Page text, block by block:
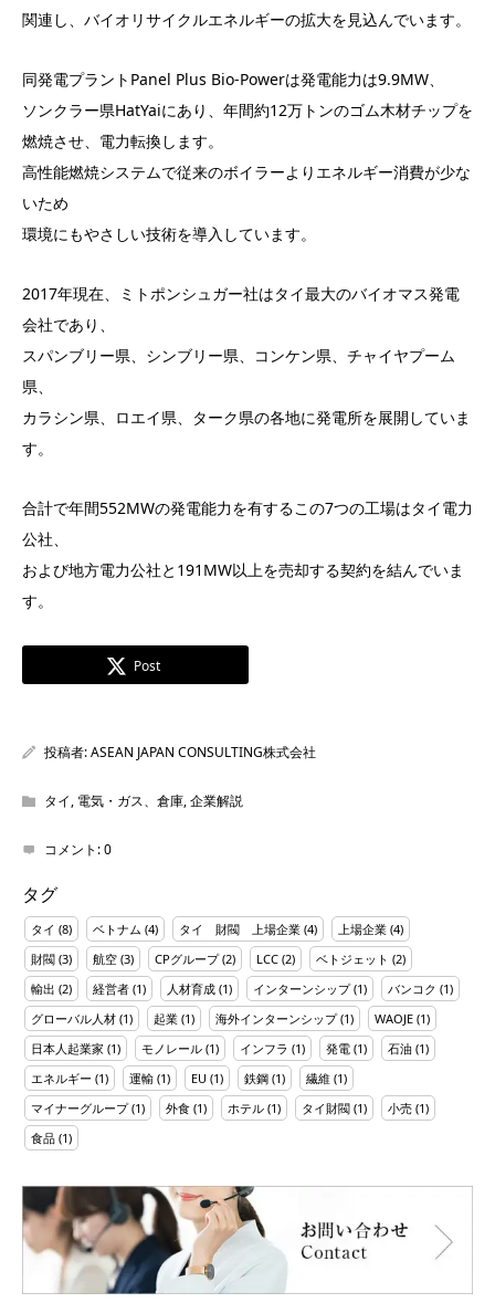
関連し、バイオリサイクルエネルギーの拡大を見込んでいます。
同発電プラントPanel Plus Bio-Powerは発電能力は9.9MW、
ソンクラー県HatYaiにあり、年間約12万トンのゴム木材チップを
燃焼させ、電力転換します。
高性能燃焼システムで従来のボイラーよりエネルギー消費が少な
いため
環境にもやさしい技術を導入しています。
2017年現在、ミトポンシュガー社はタイ最大のバイオマス発電
会社であり、
スパンブリー県、シンブリー県、コンケン県、チャイヤプーム
県、
カラシン県、ロエイ県、ターク県の各地に発電所を展開していま
す。
合計で年間552MWの発電能力を有するこの7つの工場はタイ電力
公社、
および地方電力公社と191MW以上を売却する契約を結んでいま
す。
Post
投稿者:ASEAN JAPAN CONSULTING株式会社
タイ, 電気・ガス、倉庫,企業解説
コメント:0
タグ
タイ (8) ベトナム (4) タイ 財閥 上場企業 (4) 上場企業 (4)
財閥 (3) 航空 (3) CPグループ(2) LCC (2) ベトジェット (2)
輸出 (2) 経営者 (1) 人材育成 (1) インターンシップ(1) バンコク (1)
グローバル人材 (1) 起業 (1) 海外インターンシップ(1) WAOJE (1)
日本人起業家 (1) モノレール (1) インフラ (1) 発電 (1) 石油 (1)
エネルギー (1) 運輸 (1) EU (1) 鉄鋼 (1) 繊維 (1)
マイナーグループ(1) 外食 (1) ホテル (1) タイ財閥 (1) 小売 (1)
食品 (1)